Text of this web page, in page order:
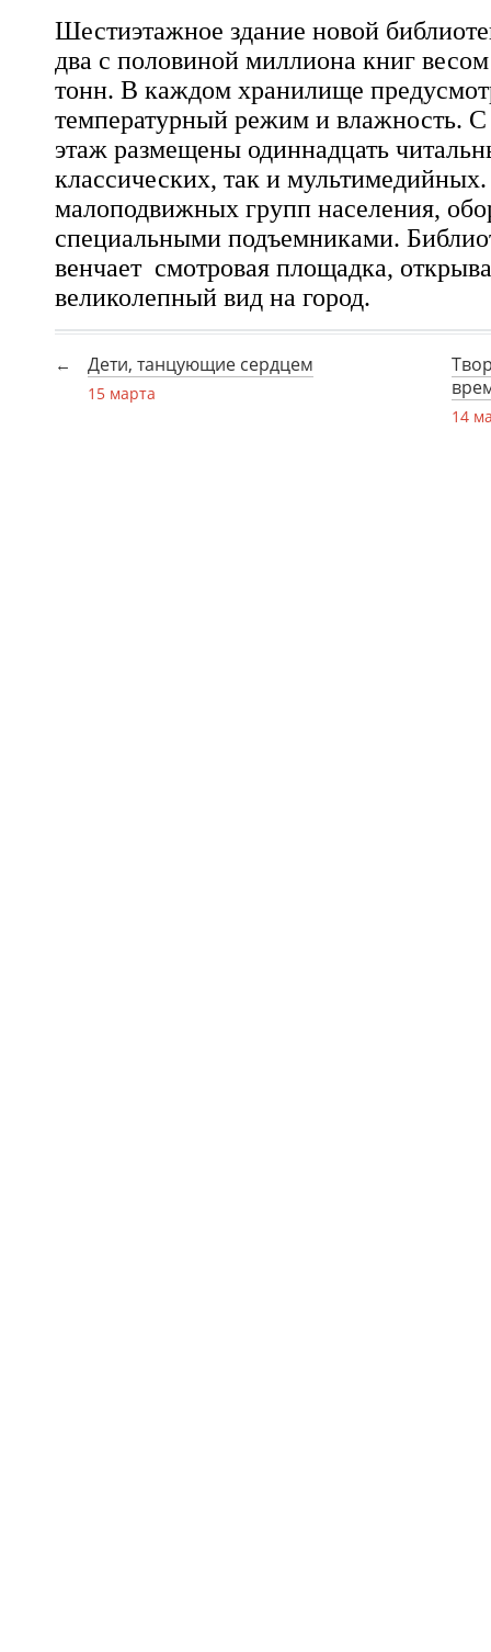
Шестиэтажное здание новой
два с половиной миллиона книг
тонн. В каждом хранилище
температурный режим и влажность. С
этаж размещены одиннадцать
классических, так и
малоподвижных групп населения,
специальными подъемниками.
венчает смотровая площадка,
великолепный вид на город.
Дети, танцующие сердцем
15 марта
14